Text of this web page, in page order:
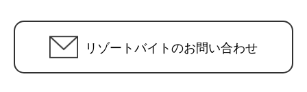
リゾートバイトのお問い合わせ